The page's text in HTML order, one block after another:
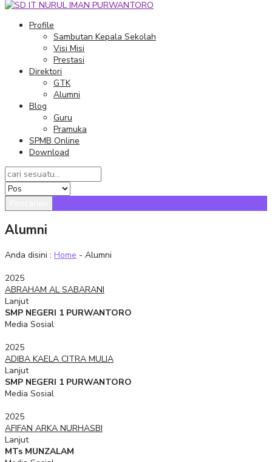
Profile
Sambutan Kepala Sekolah
Visi Misi
Prestasi
Direktori
GTK
Alumni
Blog
Guru
Pramuka
SPMB Online
Download
Alumni
Anda disini : Home - Alumni
2025
ABRAHAM AL SABARANI
Lanjut
SMP NEGERI 1 PURWANTORO
Media Sosial
2025
ADIBA KAELA CITRA MULIA
Lanjut
SMP NEGERI 1 PURWANTORO
Media Sosial
2025
AFIFAN ARKA NURHASBI
Lanjut
MTs MUNZALAM